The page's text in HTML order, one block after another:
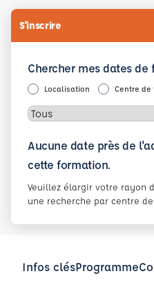
S'inscrire
Chercher mes dates de
Localisation Centre
Aucune date près de
cette formation.
Veuillez élargir votre rayon
une recherche par centre
Infos clésProgramme